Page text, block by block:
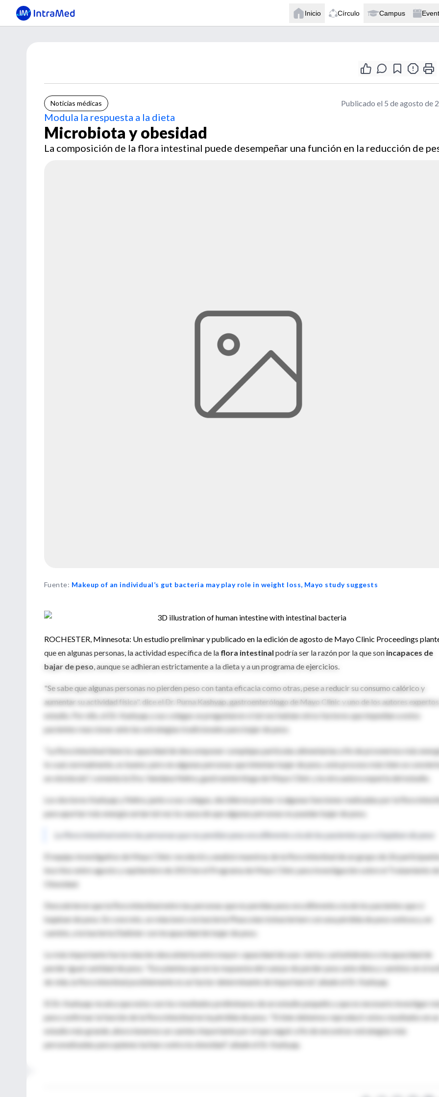
Inicio Círculo Campus
Noticias médicas Publicado el 5 de agosto de
Modula la respuesta a la dieta
Microbiota y obesidad
La composición de la flora intestinal puede desempeñar una función en la reducción de
Fuente: Makeup of an individual’s gut bacteria may play role in weight loss, Mayo study suggests
ROCHESTER, Minnesota: Un estudio preliminar y publicado en la edición de agosto de Mayo Clinic Proceedings
que en algunas personas, la actividad específica de la flora intestinal podría ser la razón por la que son incapaces de
bajar de peso , aunque se adhieran estrictamente a la dieta y a un programa de ejercicios.
"Se sabe que algunas personas no pierden peso con tanta eficacia como otras, pese a reducir su consumo calórico y
aumentar su actividad física", dice el Dr. Purna Kashyap, gastroenterólogo de Mayo Clinic y uno de los autores
estudio. Por ello, el Dr. Kashyap y sus colegas se preguntaron si tal vez habían otros factores que impedían a estos
pacientes reaccionar ante las estrategias tradicionales para bajar de peso.
"La flora intestinal tiene la capacidad de descomponer complejas partículas alimentarias a fin de proveernos más
lo cual, normalmente, es bueno; pero en algunas personas que intentan bajar de peso, este proceso más bien se
un obstáculo", comenta la Dra. Vandana Nehra, gastroenteróloga de Mayo Clinic y la otra autora experta del estudio.
Los doctores Kashyap y Nehra, junto a sus colegas, decidieron probar si algunas funciones realizadas por la flora
para aportar más energía serían tal vez la causa de que algunas personas no puedan bajar de peso.
La flora intestinal entre las personas que no perdían peso era diferente a la de los pacientes que sí bajaban de peso
El equipo investigativo de Mayo Clinic recolectó y analizó muestras de la flora intestinal de un grupo de 26
inscritos entre agosto y septiembre de 2013 en el Programa de Mayo Clinic para Investigación sobre el Tratamiento
Obesidad.
Descubrieron que la flora intestinal entre las personas que no perdían peso era diferente a la de los pacientes que sí
bajaban de peso. En concreto, se relacionó a la bacteria Phascolarctobacterium con una pérdida de peso exitosa y, en
cambio, a la bacteria Dialister con incapacidad de bajar de peso.
Lo más importante fue la relación descubierta entre mayor capacidad de usar ciertos carbohidratos e incapacidad de
perder igual cantidad de peso. "Eso plantea que en la respuesta del cuerpo de perder peso ante dieta y cambios en el
de vida, la flora intestinal posiblemente es un factor determinante de importancia", añade el Dr. Kashyap.
El Dr. Kashyap recalca que estos son los resultados preliminares de un estudio pequeño y que es necesario investigar
para confirmar la función de la flora intestinal en la pérdida de peso. "Si bien debemos reproducir estos resultados en
estudio más grande, ahora tenemos un camino importante por el que seguir a fin de encontrar estrategias más
personalizadas para quienes luchan contra la obesidad", añade el Dr. Kashyap.